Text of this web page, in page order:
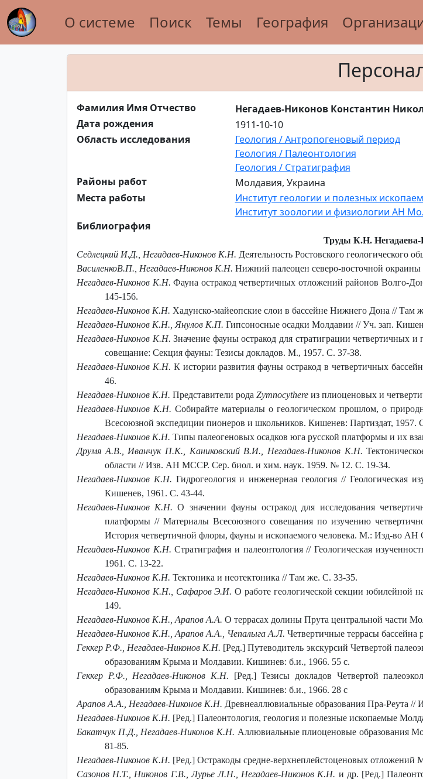
О системе Поиск Темы География
Фамилия Имя Отчество
Негадаев-Никонов Константин
Дата рождения
1911-10-10
Область исследования
Геология / Антропогеновый период
Геология / Палеонтология
Геология / Стратиграфия
Районы работ
Молдавия, Украина
Места работы
Институт геологии и полезных
Институт зоологии и физиологии АН
Библиография
Труды К.Н. Негадаева-
Седлецкий И.Д., Негадаев-Никонов К.Н. Деятельность Ростовского
ВасиленкоВ.П., Негадаев-Никонов К.Н. Нижний палеоцен северо-восточной
Негадаев-Никонов К.Н. Фауна остракод четвертичных отложений районов Волго-
145-156.
Негадаев-Никонов К.Н. Хадунско-майеопские слои в бассейне Нижнего Дона // Там
Негадаев-Никонов К.Н., Янулов К.П. Гипсоносные осадки Молдавии // Уч. зап.
Негадаев-Никонов К.Н.Значение фауны остракод для стратиграции
совещание: Секция фауны: Тезисы докладов. М., 1957. С. 37-38.
Негадаев-Никонов К.Н. К истории развития фауны остракод в четвертичных
46.
Негадаев-Никонов К.Н. Представители рода Zymnocythere из плиоценовых и
Негадаев-Никонов К.Н. Собирайте материалы о геологическом прошлом, о
Всесоюзной экспедиции пионеров и школьников. Кишенев: Партиздат, 1957.
Негадаев-Никонов К.Н. Типы палеогеновых осадков юга русской платформы и их
Друмя А.В., Иванчук П.К., Каниковский В.И., Негадаев-Никонов К.Н.
области // Изв. АН МССР. Сер. биол. и хим. наук. 1959. № 12. С. 19-34.
Негадаев-Никонов К.Н. Гидрогеология и инженерная геология //
Кишенев, 1961. С. 43-44.
Негадаев-Никонов К.Н.О значении фауны остракод для исследования
платформы // Материалы Всесоюзного совещания по изучению
История четвертичной флоры, фауны и ископаемого человека. М.: Изд-во
Негадаев-Никонов К.Н. Стратиграфия и палеонтология // Геологическая
1961. С. 13-22.
Негадаев-Никонов К.Н. Тектоника и неотектоника // Там же. С. 33-35.
Негадаев-Никонов К.Н., Сафаров Э.И. О работе геологической секции
149.
Негадаев-Никонов К.Н., Арапов А.А. О террасах долины Прута центральной части
Негадаев-Никонов К.Н., Арапов А.А., Чепалыга А.Л. Четвертичные террасы
Геккер Р.Ф., Негадаев-Никонов К.Н. [Ред.] Путеводитель экскурсий Четвертой
образованиям Крыма и Молдавии. Кишинев: б.и., 1966. 55 с.
Геккер Р.Ф., Негадаев-Никонов К.Н. [Ред.] Тезисы докладов Четвертой
образованиям Крыма и Молдавии. Кишинев: б.и., 1966. 28 с
Арапов А.А., Негадаев-Никонов К.Н. Древнеаллювиальные образования Пра-Реута
Негадаев-Никонов К.Н. [Ред.] Палеонтология, геология и полезные ископаемые
Бакатчук П.Д., Негадаев-Никонов К.Н. Аллювиальные плиоценовые
81-85.
Негадаев-Никонов К.Н. [Ред.] Остракоды средне-верхнеплейстоценовых
Сазонов Н.Т., Никонов Г.В., Лурье Л.Н., Негадаев-Никонов К.Н. и др. [Ред.]